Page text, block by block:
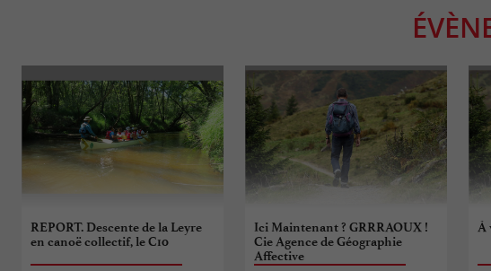
REPORT. Descente de la Leyre
en canoë collectif, le C10
Ici Maintenant ? GRRRAOUX !
Cie Agence de Géographie
Affective
À